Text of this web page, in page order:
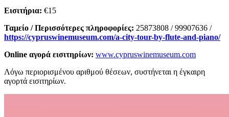
Εισιτήρια: €15
Ταμείο / Περισσότερες πληροφορίες: 25873808 / 99907636 /
https://cypruswinemuseum.com/a-city-tour-by-flute-and-piano/
Online αγορά εισιτηρίων: www.cypruswinemuseum.com
Λόγω περιορισμένου αριθμού θέσεων, συστήνεται η έγκαιρη
αγορτά εισιτηρίων.